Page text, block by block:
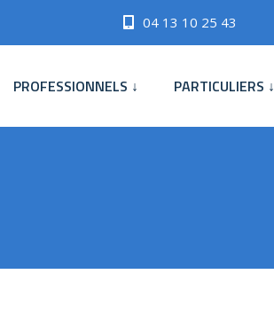
04 13 10 25 43
PROFESSIONNELS ↓ PARTICULIERS ↓